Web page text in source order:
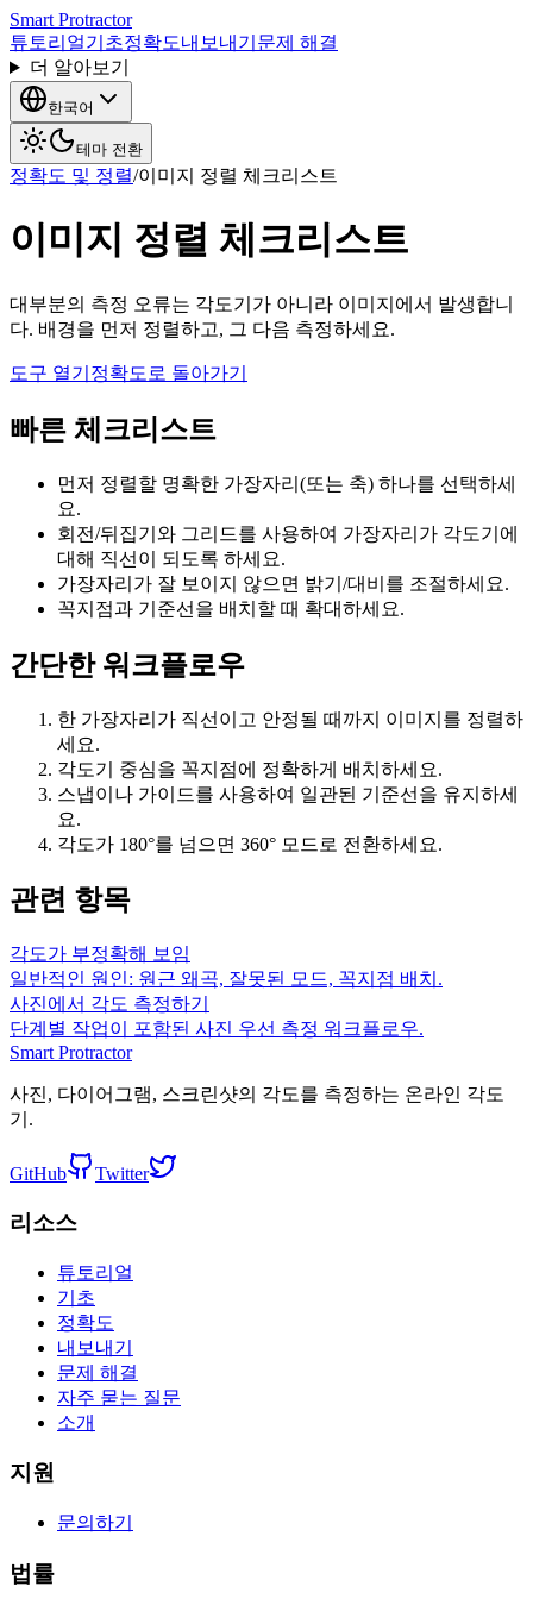
Smart Protractor
튜토리얼기초정확도내보내기 문제 해결
더 알아보기
한국어
테마 전환
정확도 및 정렬/이미지 정렬 체크리스트
이미지 정렬 체크리스트
대부분의 측정 오류는 각도기가 아니라 이미지에서 발생합니
다. 배경을 먼저 정렬하고, 그 다음 측정하세요.
도구 열기 정확도로 돌아가기
빠른 체크리스트
먼저 정렬할 명확한 가장자리(또는 축) 하나를 선택하세
요.
회전/뒤집기와 그리드를 사용하여 가장자리가 각도기에
대해 직선이 되도록 하세요.
가장자리가 잘 보이지 않으면 밝기/대비를 조절하세요.
꼭지점과 기준선을 배치할 때 확대하세요.
간단한 워크플로우
한 가장자리가 직선이고 안정될 때까지 이미지를 정렬하
세요.
각도기 중심을 꼭지점에 정확하게 배치하세요.
스냅이나 가이드를 사용하여 일관된 기준선을 유지하세
요.
각도가 180°를 넘으면 360° 모드로 전환하세요.
관련 항목
각도가 부정확해 보임
일반적인 원인: 원근 왜곡, 잘못된 모드, 꼭지점 배치.
사진에서 각도 측정하기
단계별 작업이 포함된 사진 우선 측정 워크플로우.
Smart Protractor
사진, 다이어그램, 스크린샷의 각도를 측정하는 온라인 각도
기.
GitHub Twitter
리소스
튜토리얼
기초
정확도
내보내기
문제 해결
자주 묻는 질문
소개
지원
문의하기
법률